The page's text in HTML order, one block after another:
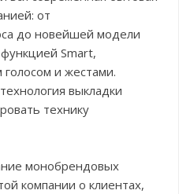
от
до новейшей модели
Smart,
и жестами.
выкладки
технику
монобрендовых
компании о клиентах,